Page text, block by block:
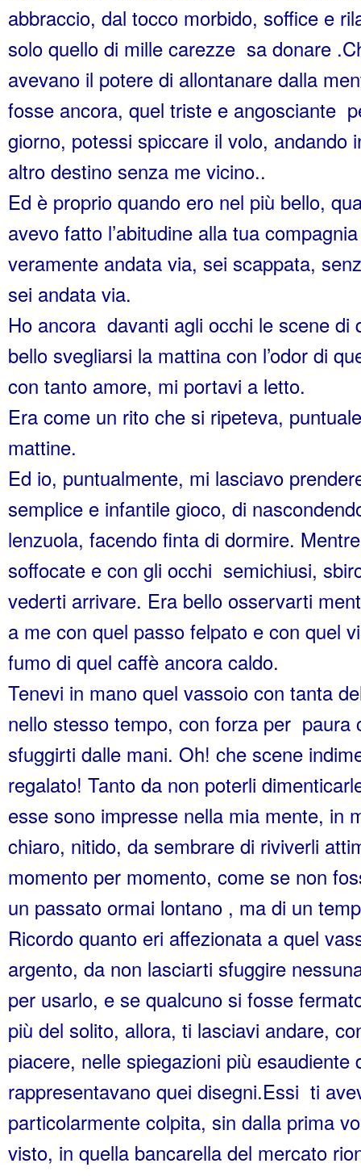
abbraccio, dal tocco morbido, soffice e
solo quello di mille carezze sa donare
avevano il potere di allontanare dalla
fosse ancora, quel triste e angosciante
giorno, potessi spiccare il volo, andando
altro destino senza me vicino..
Ed è proprio quando ero nel più bello,
avevo fatto l’abitudine alla tua
veramente andata via, sei scappata,
sei andata via.
Ho ancora davanti agli occhi le scene di
bello svegliarsi la mattina con l’odor di
con tanto amore, mi portavi a letto.
Era come un rito che si ripeteva,
mattine.
Ed io, puntualmente, mi lasciavo
semplice e infantile gioco, di
lenzuola, facendo finta di dormire.
soffocate e con gli occhi semichiusi,
vederti arrivare. Era bello osservarti
a me con quel passo felpato e con quel
fumo di quel caffè ancora caldo.
Tenevi in mano quel vassoio con tanta
nello stesso tempo, con forza per paura
sfuggirti dalle mani. Oh! che scene
regalato! Tanto da non poterli
esse sono impresse nella mia mente, in
chiaro, nitido, da sembrare di riviverli
momento per momento, come se non
un passato ormai lontano , ma di un
Ricordo quanto eri affezionata a quel
argento, da non lasciarti sfuggire
per usarlo, e se qualcuno si fosse
più del solito, allora, ti lasciavi andare,
piacere, nelle spiegazioni più esaudiente
rappresentavano quei disegni.Essi ti
particolarmente colpita, sin dalla prima
visto, in quella bancarella del mercato